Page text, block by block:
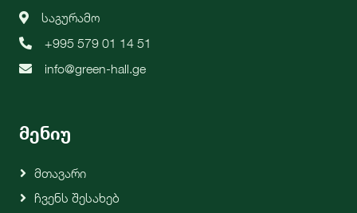
საგურამო
+995 579 01 14 51
info@green-hall.ge
მენიუ
Მთავარი
Ჩვენს Შესახებ